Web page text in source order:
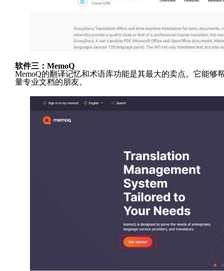
软件三： MemoQ
MemoQ的翻译记忆和术语库功能是其最大的卖点。它能
量专业文档的朋友。